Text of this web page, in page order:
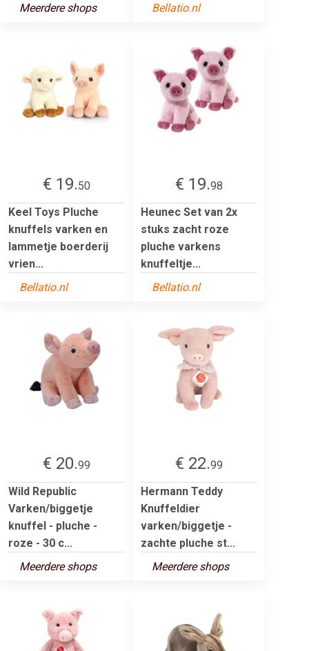
Meerdere shops Bellatio.nl
€ 19.50
Keel Toys Pluche
knuffels varken en
lammetje boerderij
vrien...
Bellatio.nl
€ 19.98
Heunec Set van 2x
stuks zacht roze
pluche varkens
knuffeltje...
Bellatio.nl
€ 20.99
Wild Republic
Varken/biggetje
knuffel - pluche -
roze - 30 c...
Meerdere shops
€ 22.99
Hermann Teddy
Knuffeldier
varken/biggetje -
zachte pluche st...
Meerdere shops